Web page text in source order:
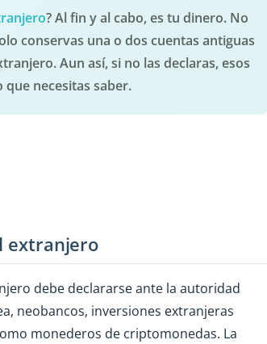
? Al fin y al cabo, es tu dinero. No
conservas una o dos cuentas antiguas
Aun así, si no las declaras, esos
necesitas saber.
extranjero
debe declararse ante la autoridad
neobancos, inversiones extranjeras
monederos de criptomonedas. La